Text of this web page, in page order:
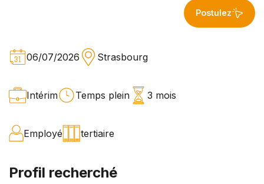
Postulez
06/07/2026 Strasbourg
Intérim Temps plein 3 mois
Employé tertiaire
Profil recherché